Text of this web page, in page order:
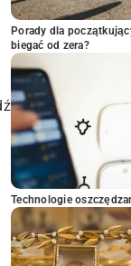
Porady dla
biegać od zera?
Technologie